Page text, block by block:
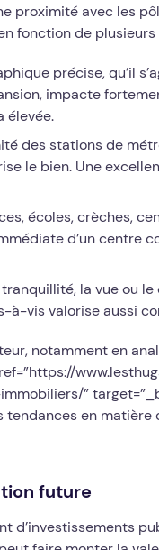
proximité avec les
fonction de
précise, qu’il
impacte
élevée.
des stations de
le bien. Une
écoles, crèches,
d’un centre
la vue ou
à-vis valorise aussi
notamment en
”
en
future
d’investissements